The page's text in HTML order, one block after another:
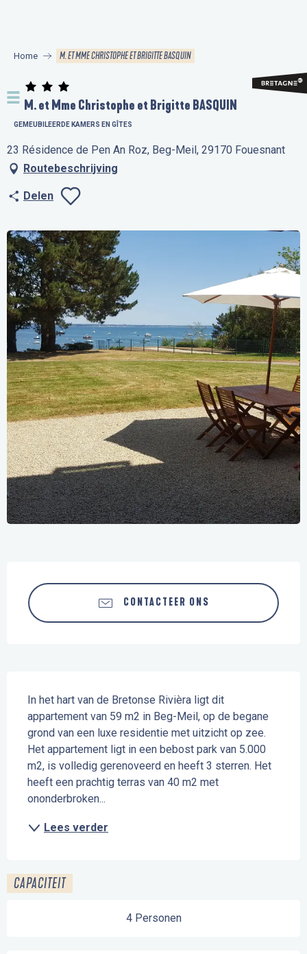
principal
Home M. ET MME CHRISTOPHE ET BRIGITTE BASQUIN
M. et Mme Christophe et Brigitte BASQUIN
GEMEUBILEERDE KAMERS EN GÎTES
23 Résidence de Pen An Roz, Beg-Meil, 29170 Fouesnant
Routebeschrijving
Delen
CONTACTEER ONS
In het hart van de Bretonse Rivièra ligt dit
appartement van 59 m2 in Beg-Meil, op de begane
grond van een luxe residentie met uitzicht op zee.
Het appartement ligt in een bebost park van 5.000
m2, is volledig gerenoveerd en heeft 3 sterren. Het
heeft een prachtig terras van 40 m2 met
ononderbroken...
Lees verder
CAPACITEIT
4 Personen